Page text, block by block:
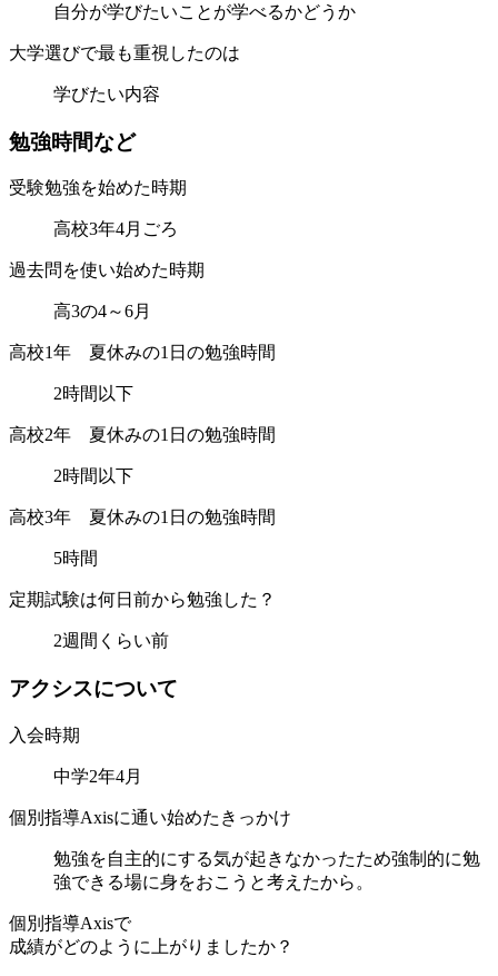
自分が学びたいことが学べるかどうか
大学選びで最も重視したのは
学びたい内容
勉強時間など
受験勉強を始めた時期
高校3年4月ごろ
過去問を使い始めた時期
高3の4～6月
高校1年 夏休みの1日の勉強時間
2時間以下
高校2年 夏休みの1日の勉強時間
2時間以下
高校3年 夏休みの1日の勉強時間
5時間
定期試験は何日前から勉強した？
2週間くらい前
アクシスについて
入会時期
中学2年4月
個別指導Axisに通い始めたきっかけ
勉強を自主的にする気が起きなかったため強制的に勉
強できる場に身をおこうと考えたから。
個別指導Axisで
成績がどのように上がりましたか？